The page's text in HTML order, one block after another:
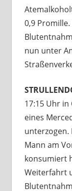
0,9
nun unter
17:15 Uhr
eines
unterzogen.
Mann am
konsumiert
Weiterfahrt